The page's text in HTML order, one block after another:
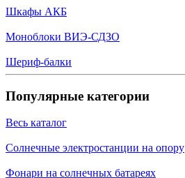
Шкафы АКБ
Моноблоки ВИЭ-СДЗО
Шериф-балки
Популярные категории
Весь каталог
Солнечные электростанции на опору
Фонари на солнечных батареях